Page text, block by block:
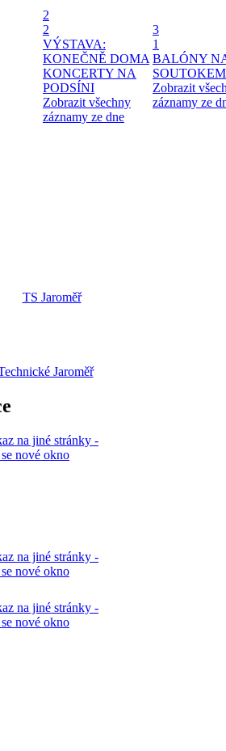
2
2
VÝSTAVA:
KONEČNĚ DOMA
KONCERTY NA
PODSÍNI
Zobrazit všechny
záznamy ze dne
3
1
BALÓNY
SOUTOKEM
Zobrazit
záznamy ze
Jaroměř